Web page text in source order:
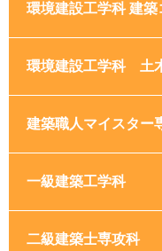
環境建設工学科 建築
環境建設工学科 土
建築職人マイスター
一級建築工学科
二級建築士専攻科